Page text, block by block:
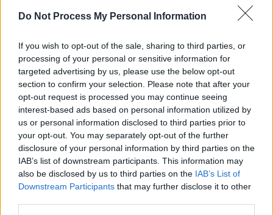
Do Not Process My Personal Information
If you wish to opt-out of the sale, sharing to third parties, or
processing of your personal or sensitive information for
targeted advertising by us, please use the below opt-out
section to confirm your selection. Please note that after your
opt-out request is processed you may continue seeing
interest-based ads based on personal information utilized by
us or personal information disclosed to third parties prior to
your opt-out. You may separately opt-out of the further
disclosure of your personal information by third parties on the
IAB’s list of downstream participants. This information may
also be disclosed by us to third parties on the IAB’s List of
Downstream Participants that may further disclose it to other
τροχαίο στην Κομοτηνή/xronos.gr
Προσθέστε το ΕΘΝΟΣ στη Google
Ένας 20χρονος έχασε τη ζωή του κι ένας
17χρονος τραυματίστηκε, ύστερα από
τροχαίοπου σημειώθηκε τηΜεγάλη Πέμπτη,
στηνΚομοτηνή.